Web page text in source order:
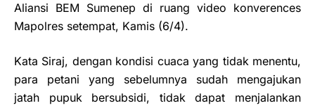
Aliansi BEM Sumenep di ruang video konverences
Mapolres setempat, Kamis (6/4).
Kata Siraj, dengan kondisi cuaca yang tidak menentu,
para petani yang sebelumnya sudah mengajukan
jatah pupuk bersubsidi, tidak dapat menjalankan